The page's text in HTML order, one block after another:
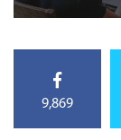
9,869